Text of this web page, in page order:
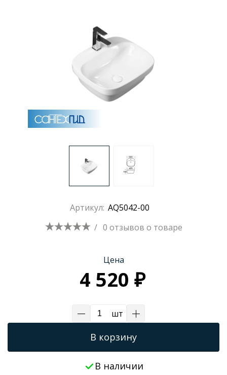
Артикул: AQ5042-00
/ 0 отзывов о товаре
Цена
4 520 ₽
шт
В корзину
В наличии